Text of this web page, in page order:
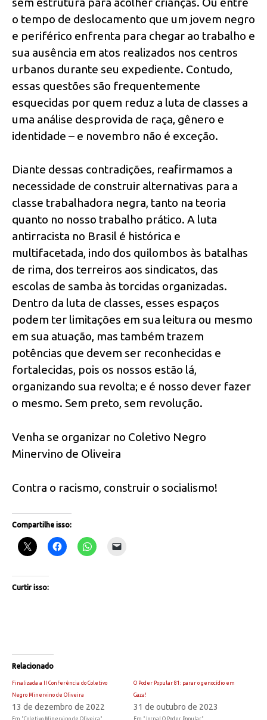
o tempo de deslocamento que um jovem negro
e periférico enfrenta para chegar ao trabalho e
sua ausência em atos realizados nos centros
urbanos durante seu expediente. Contudo,
essas questões são frequentemente
esquecidas por quem reduz a luta de classes a
uma análise desprovida de raça, gênero e
identidade – e novembro não é exceção.
Diante dessas contradições, reafirmamos a
necessidade de construir alternativas para a
classe trabalhadora negra, tanto na teoria
quanto no nosso trabalho prático. A luta
antirracista no Brasil é histórica e
multifacetada, indo dos quilombos às batalhas
de rima, dos terreiros aos sindicatos, das
escolas de samba às torcidas organizadas.
Dentro da luta de classes, esses espaços
podem ter limitações em sua leitura ou mesmo
em sua atuação, mas também trazem
potências que devem ser reconhecidas e
fortalecidas, pois os nossos estão lá,
organizando sua revolta; e é nosso dever fazer
o mesmo. Sem preto, sem revolução.
Venha se organizar no Coletivo Negro
Minervino de Oliveira
Contra o racismo, construir o socialismo!
Compartilhe isso:
Curtir isso:
Relacionado
Finalizada a II Conferência do Coletivo
Negro Minervino de Oliveira
13 de dezembro de 2022
O Poder Popular 81: parar o genocídio em
Gaza!
31 de outubro de 2023